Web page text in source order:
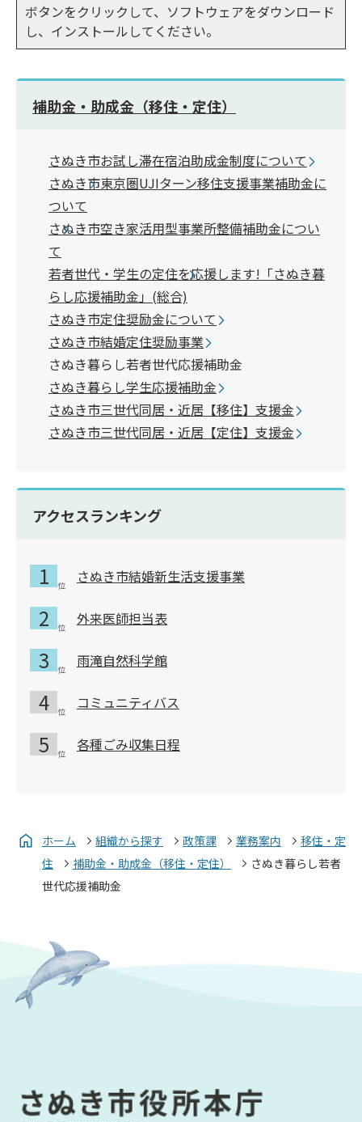
ボタンをクリックして、ソフトウェアをダウンロード
し、インストールしてください。
補助金・助成金（移住・定住）
さぬき市お試し滞在宿泊助成金制度について
さぬき市東京圏UJIターン移住支援事業補助金に
ついて
さぬき市空き家活用型事業所整備補助金につい
て
若者世代・学生の定住を応援します!「さぬき暮
らし応援補助金」(総合)
さぬき市定住奨励金について
さぬき市結婚定住奨励事業
さぬき暮らし若者世代応援補助金
さぬき暮らし学生応援補助金
さぬき市三世代同居・近居【移住】支援金
さぬき市三世代同居・近居【定住】支援金
アクセスランキング
さぬき市結婚新生活支援事業
外来医師担当表
雨滝自然科学館
コミュニティバス
各種ごみ収集日程
ホーム 組織から探す 政策課 業務案内
移住・定
住
補助金・助成金（移住・定住）
さぬき暮らし若者
世代応援補助金